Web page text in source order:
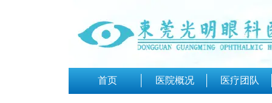
首页 医院概况 医疗团队